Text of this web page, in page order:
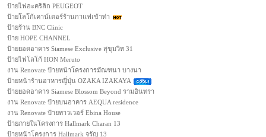
ป้ายไฟอะคริลิก PEUGEOT
ป้ายโลโก้เคาน์เตอร์ร้านกาแฟเข้าท่า
ป้ายร้าน BNC Clinic
ป้าย HOPE CHANNEL
ป้ายยอดอาคาร Siamese Exclusive สุขุมวิท 31
ป้ายไฟโลโก้ HON Meruto
งาน Renovate ป้ายหน้าโครงการมัณฑนา บางนา
ป้ายหน้าร้านอาหารญี่ปุ่น OZAKA IZAKAYA
ป้ายยอดอาคาร Siamese Blossom Beyond รามอินทรา
งาน Renovate ป้ายบนอาคาร AEQUA residence
งาน Renovate ป้ายทาวเวอร์ Ebina House
ป้ายภายในโครงการ Hallmark Charan 13
ป้ายหน้าโครงการ Hallmark จรัญ 13